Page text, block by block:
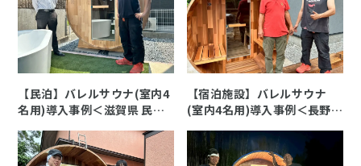
【民泊】バレルサウナ(室内4
名用)導入事例＜滋賀県 民泊
【宿泊施設】バレルサウナ
(室内4名用)導入事例＜長野県